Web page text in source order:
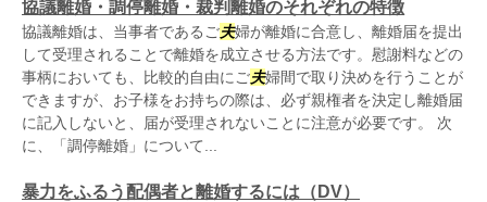
協議離婚・調停離婚・裁判離婚のそれぞれの特徴
協議離婚は、当事者であるご夫婦が離婚に合意し、離婚届を提出
して受理されることで離婚を成立させる方法です。慰謝料などの
事柄においても、比較的自由にご夫婦間で取り決めを行うことが
できますが、お子様をお持ちの際は、必ず親権者を決定し離婚届
に記入しないと、届が受理されないことに注意が必要です。 次
に、「調停離婚」について...
暴力をふるう配偶者と離婚するには（DV）